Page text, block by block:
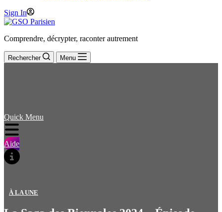
Sign In
Comprendre, décrypter, raconter autrement
Rechercher Menu
Quick Menu
Aide
À LA UNE